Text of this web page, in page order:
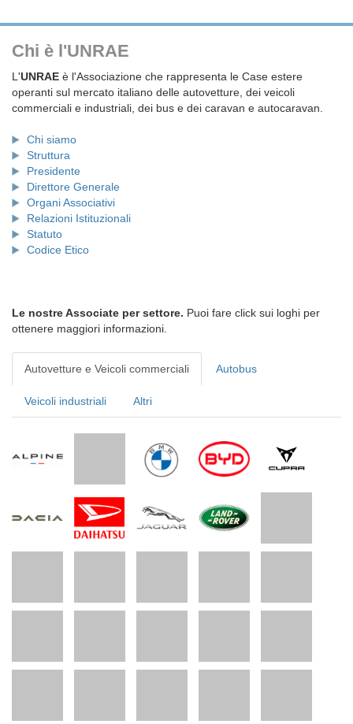
Chi è l'UNRAE
L'UNRAE è l'Associazione che rappresenta le Case estere
operanti sul mercato italiano delle autovetture, dei veicoli
commerciali e industriali, dei bus e dei caravan e autocaravan.
Chi siamo
Struttura
Presidente
Direttore Generale
Organi Associativi
Relazioni Istituzionali
Statuto
Codice Etico
Le nostre Associate per settore. Puoi fare click sui loghi per
ottenere maggiori informazioni.
Autovetture e Veicoli commerciali Autobus
Veicoli industriali Altri